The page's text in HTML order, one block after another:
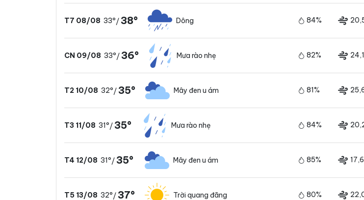
T7 08/08 33°/38° Dông 84%
CN 09/08 33°/36° Mưa rào nhẹ 82%
T2 10/08 32°/35° Mây đen u ám 81%
T3 11/08 31°/35° Mưa rào nhẹ 84%
T4 12/08 31°/35° Mây đen u ám 85%
T5 13/08 32°/37° Trời quang đãng 80%